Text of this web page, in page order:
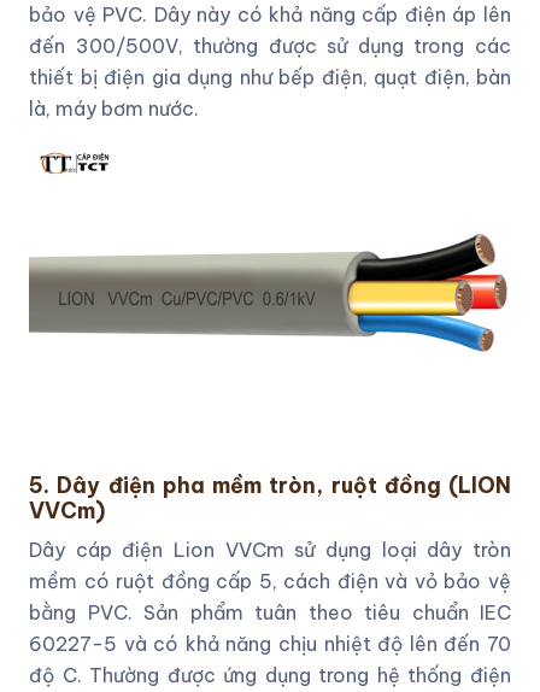
bảo vệ PVC. Dây này có khả năng cấp điện áp lên
đến 300/500V, thường được sử dụng trong các
thiết bị điện gia dụng như bếp điện, quạt điện, bàn
là, máy bơm nước.
5. Dây điện pha mềm tròn, ruột đồng (LION
VVCm)
Dây cáp điện Lion VVCm sử dụng loại dây tròn
mềm có ruột đồng cấp 5, cách điện và vỏ bảo vệ
bằng PVC. Sản phẩm tuân theo tiêu chuẩn IEC
60227-5 và có khả năng chịu nhiệt độ lên đến 70
độ C. Thường được ứng dụng trong hệ thống điện